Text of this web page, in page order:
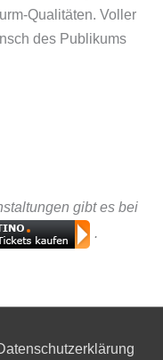
Qualitäten. Voller
des Publikums
gibt es bei
.